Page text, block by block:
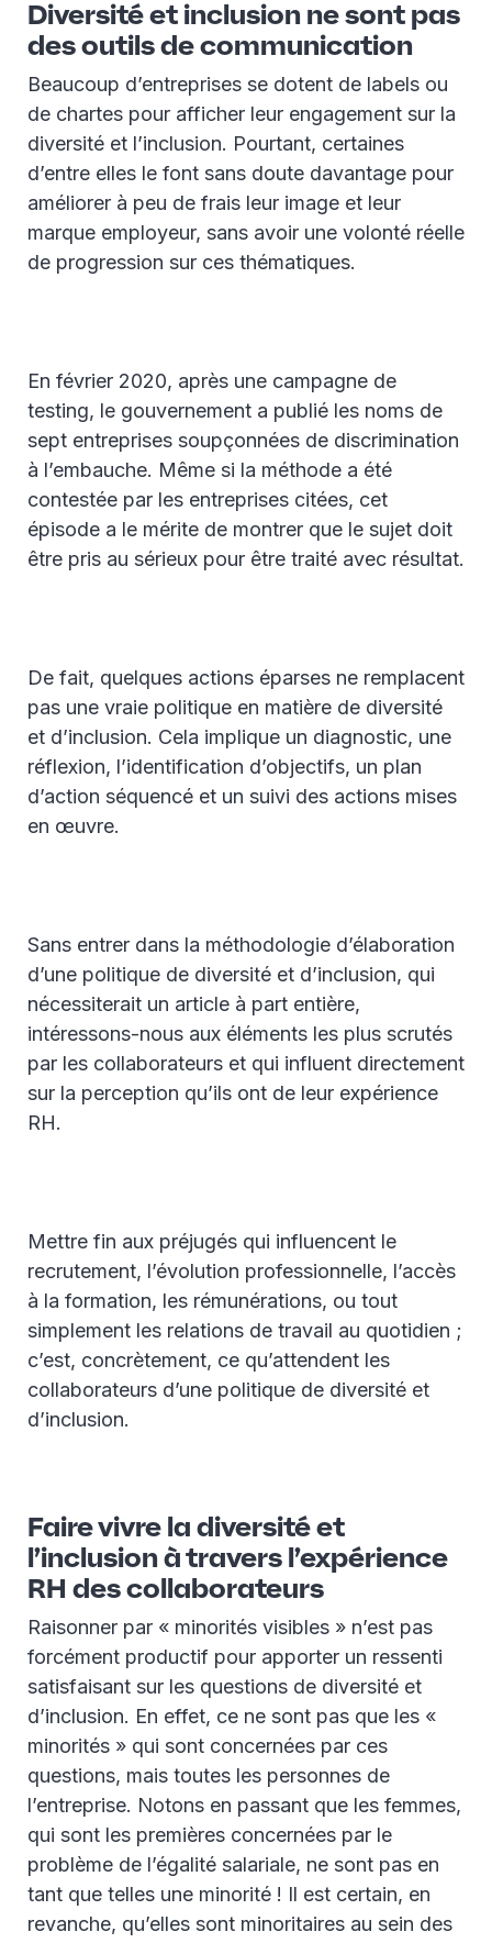
Diversité et inclusion ne sont pas
des outils de communication
Beaucoup d’entreprises se dotent de labels ou
de chartes pour afficher leur engagement sur la
diversité et l’inclusion. Pourtant, certaines
d’entre elles le font sans doute davantage pour
améliorer à peu de frais leur image et leur
marque employeur, sans avoir une volonté réelle
de progression sur ces thématiques.
En février 2020, après une campagne de
testing, le gouvernement a publié les noms de
sept entreprises soupçonnées de discrimination
à l’embauche. Même si la méthode a été
contestée par les entreprises citées, cet
épisode a le mérite de montrer que le sujet doit
être pris au sérieux pour être traité avec résultat.
De fait, quelques actions éparses ne remplacent
pas une vraie politique en matière de diversité
et d’inclusion. Cela implique un diagnostic, une
réflexion, l’identification d’objectifs, un plan
d’action séquencé et un suivi des actions mises
en œuvre.
Sans entrer dans la méthodologie d’élaboration
d’une politique de diversité et d’inclusion, qui
nécessiterait un article à part entière,
intéressons-nous aux éléments les plus scrutés
par les collaborateurs et qui influent directement
sur la perception qu’ils ont de leur expérience
RH.
Mettre fin aux préjugés qui influencent le
recrutement, l’évolution professionnelle, l’accès
à la formation, les rémunérations, ou tout
simplement les relations de travail au quotidien ;
c’est, concrètement, ce qu’attendent les
collaborateurs d’une politique de diversité et
d’inclusion.
Faire vivre la diversité et
l’inclusion à travers l’expérience
RH des collaborateurs
Raisonner par « minorités visibles » n’est pas
forcément productif pour apporter un ressenti
satisfaisant sur les questions de diversité et
d’inclusion. En effet, ce ne sont pas que les «
minorités » qui sont concernées par ces
questions, mais toutes les personnes de
l’entreprise. Notons en passant que les femmes,
qui sont les premières concernées par le
problème de l’égalité salariale, ne sont pas en
tant que telles une minorité ! Il est certain, en
revanche, qu’elles sont minoritaires au sein des